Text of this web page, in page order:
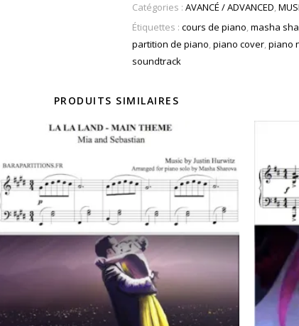
Catégories : AVANCÉ / ADVANCED,
Étiquettes : cours de piano,masha
partition de piano,piano cover,piano
soundtrack
PRODUITS SIMILAIRES